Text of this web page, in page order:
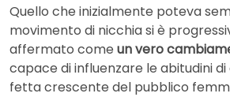
Quello che inizialmente poteva
movimento di nicchia si è
affermato come un vero
capace di influenzare le abitudini
fetta crescente del pubblico